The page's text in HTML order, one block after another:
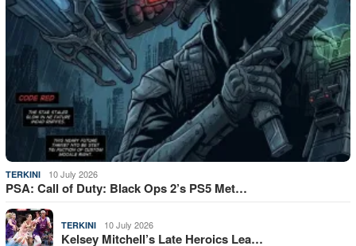
TERKINI 10 July 2026
PSA: Call of Duty: Black Ops 2’s PS5 Met…
TERKINI 10 July 2026
Kelsey Mitchell’s Late Heroics Lea…